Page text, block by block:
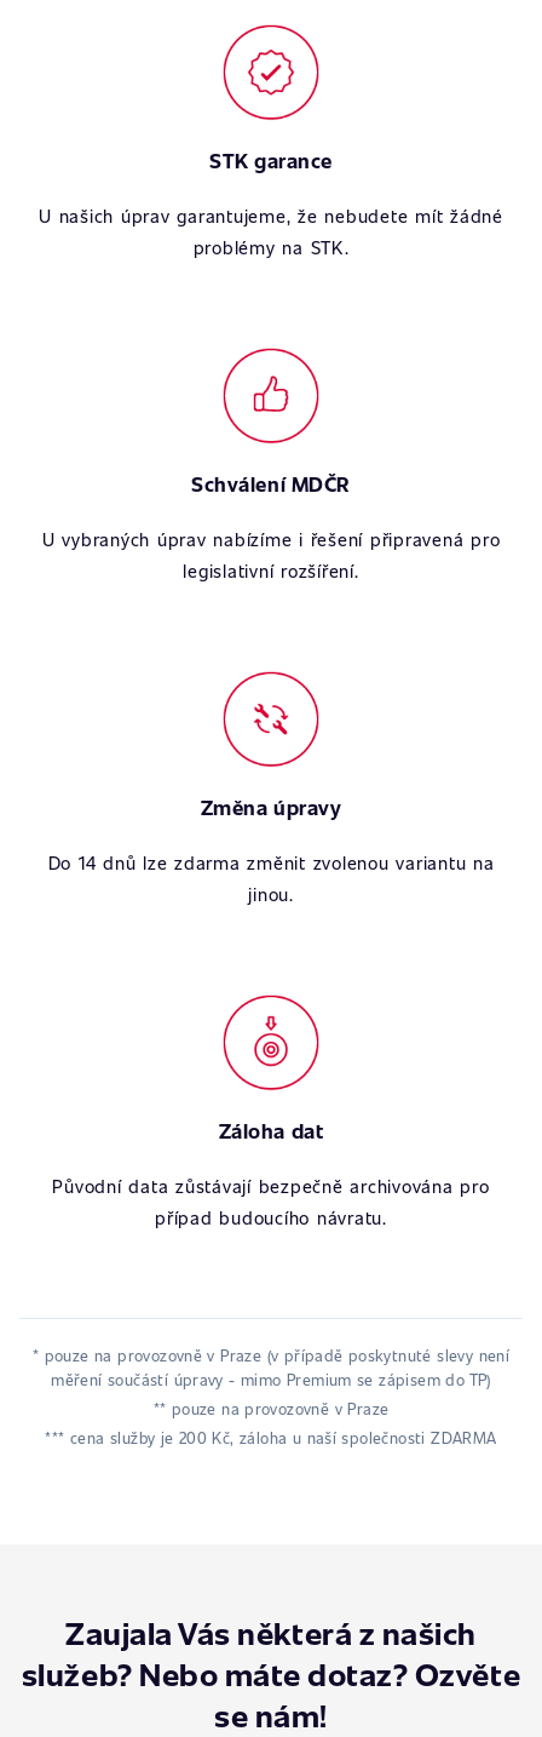
STK garance
U našich úprav garantujeme, že nebudete mít žádné
problémy na STK.
Schválení MDČR
U vybraných úprav nabízíme i řešení připravená pro
legislativní rozšíření.
Změna úpravy
Do 14 dnů lze zdarma změnit zvolenou variantu na
jinou.
Záloha dat
Původní data zůstávají bezpečně archivována pro
případ budoucího návratu.
* pouze na provozovně v Praze (v případě poskytnuté slevy není
měření součástí úpravy - mimo Premium se zápisem do TP)
** pouze na provozovně v Praze
*** cena služby je 200 Kč, záloha u naší společnosti ZDARMA
Zaujala Vás některá z našich
služeb? Nebo máte dotaz? Ozvěte
se nám!